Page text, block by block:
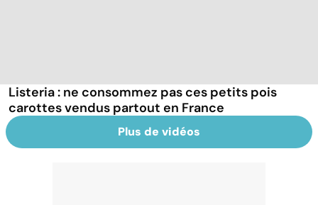
Listeria : ne consommez pas ces petits pois
carottes vendus partout en France
Plus de vidéos